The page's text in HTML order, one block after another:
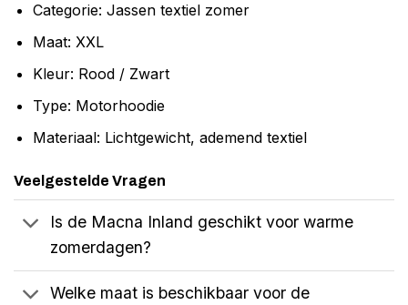
Categorie: Jassen textiel zomer
Maat: XXL
Kleur: Rood / Zwart
Type: Motorhoodie
Materiaal: Lichtgewicht, ademend textiel
Veelgestelde Vragen
Is de Macna Inland geschikt voor warme
zomerdagen?
Welke maat is beschikbaar voor de